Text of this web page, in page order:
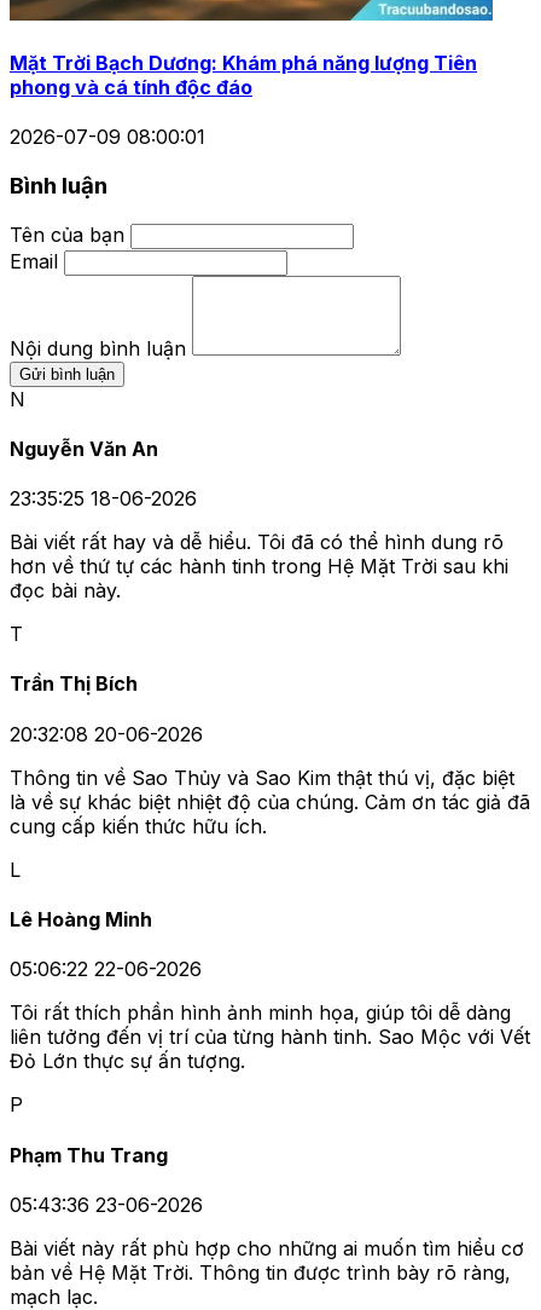
Mặt Trời Bạch Dương: Khám phá năng lượng Tiên
phong và cá tính độc đáo
2026-07-09 08:00:01
Bình luận
Tên của bạn
Email
Nội dung bình luận
Gửi bình luận
N
Nguyễn Văn An
23:35:25 18-06-2026
Bài viết rất hay và dễ hiểu. Tôi đã có thể hình dung rõ
hơn về thứ tự các hành tinh trong Hệ Mặt Trời sau khi
đọc bài này.
T
Trần Thị Bích
20:32:08 20-06-2026
Thông tin về Sao Thủy và Sao Kim thật thú vị, đặc biệt
là về sự khác biệt nhiệt độ của chúng. Cảm ơn tác giả đã
cung cấp kiến thức hữu ích.
L
Lê Hoàng Minh
05:06:22 22-06-2026
Tôi rất thích phần hình ảnh minh họa, giúp tôi dễ dàng
liên tưởng đến vị trí của từng hành tinh. Sao Mộc với Vết
Đỏ Lớn thực sự ấn tượng.
P
Phạm Thu Trang
05:43:36 23-06-2026
Bài viết này rất phù hợp cho những ai muốn tìm hiểu cơ
bản về Hệ Mặt Trời. Thông tin được trình bày rõ ràng,
mạch lạc.